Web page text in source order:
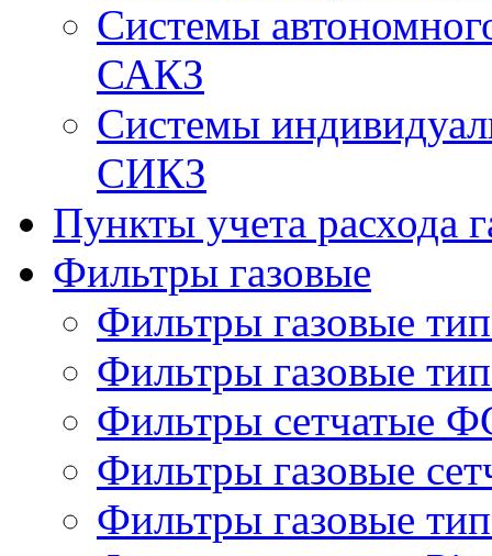
Системы
САКЗ
Системы
СИКЗ
Пункты учета расхода
Фильтры газовые
Фильтры газовые
Фильтры газовые
Фильтры сетчатые
Фильтры газовые
Фильтры газовые